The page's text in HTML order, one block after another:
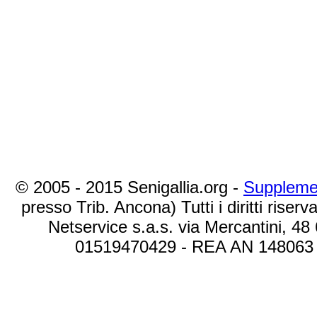
© 2005 - 2015 Senigallia.org -
presso Trib. Ancona) Tutti i diritti
Netservice s.a.s. via Mercantini,
01519470429 - REA AN